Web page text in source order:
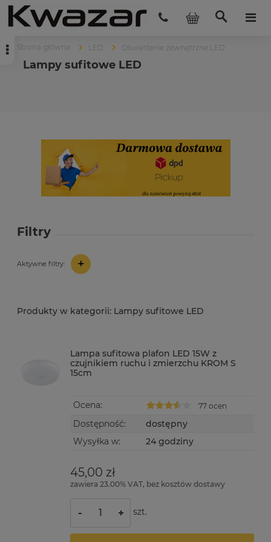
Strona główna LED Oświetlenie zewnętrzne LED
Lampy sufitowe LED
Filtry
Aktywne filtry: +
Lampy sufitowe LED
Lampa sufitowa plafon LED 15W z
czujnikiem ruchu i zmierzchu KROM S
15cm
Ocena: 77 ocen
Dostępność:
dostępny
Wysyłka w:
24 godziny
45,00 zł
zawiera 23.00% VAT, bez kosztów dostawy
- + szt.